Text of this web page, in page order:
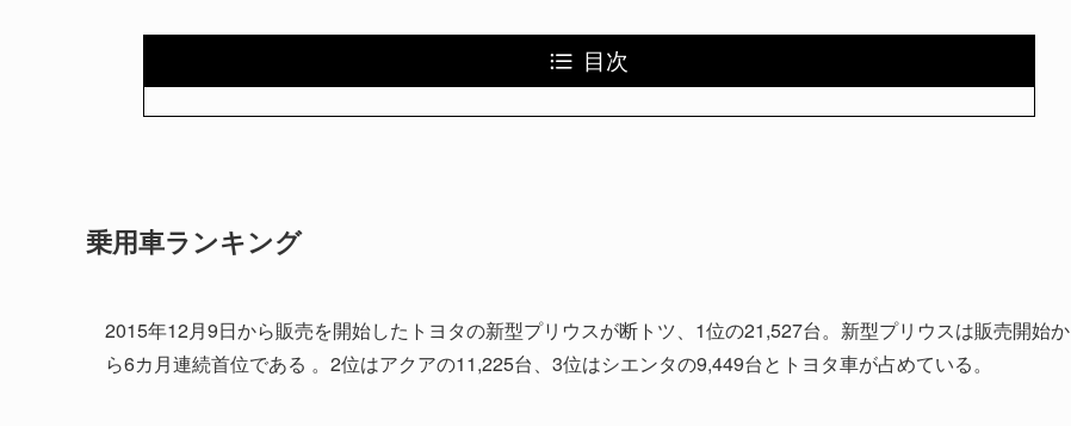
目次
乗用車ランキング
2015年12月9日から販売を開始したトヨタの新型プリウスが断トツ、1位の21,527台。新型プリウスは販売開始か
ら6カ月連続首位である 。2位はアクアの11,225台、3位はシエンタの9,449台とトヨタ車が占めている。